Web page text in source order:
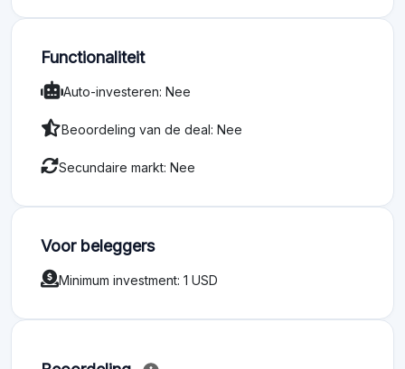
Functionaliteit
Auto-investeren: Nee
Beoordeling van de deal: Nee
Secundaire markt: Nee
Voor beleggers
Minimum investment: 1 USD